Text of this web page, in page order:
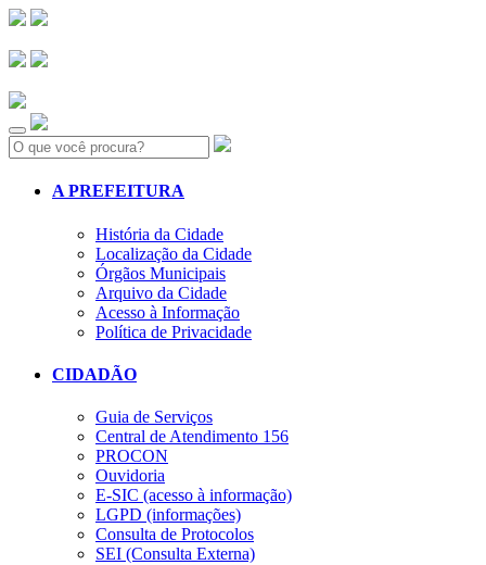
Search:
A PREFEITURA
História da Cidade
Localização da Cidade
Órgãos Municipais
Arquivo da Cidade
Acesso à Informação
Política de Privacidade
CIDADÃO
Guia de Serviços
Central de Atendimento 156
PROCON
Ouvidoria
E-SIC (acesso à informação)
LGPD (informações)
Consulta de Protocolos
SEI (Consulta Externa)